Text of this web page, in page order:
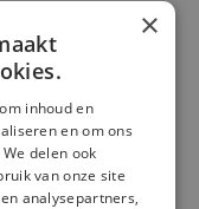
×
inhoud en
en om ons
delen ook
van onze site
analysepartners,